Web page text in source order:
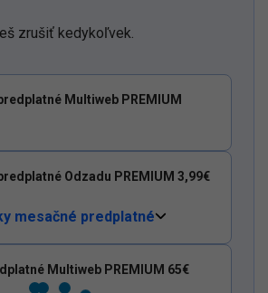
zrušiť kedykoľvek.
Multiweb PREMIUM
Odzadu PREMIUM 3,99€
mesačné predplatné
Multiweb PREMIUM 65€